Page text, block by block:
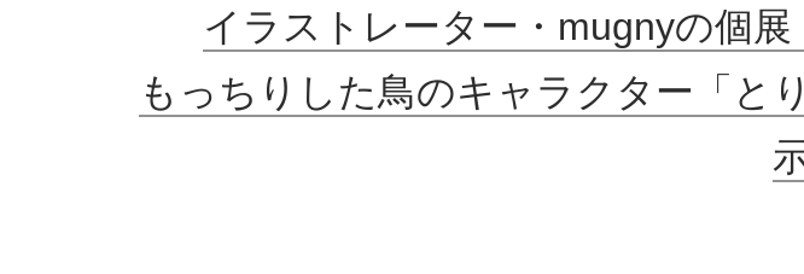
イラストレーター・mugnyの個
もっちりした鳥のキャラクター「と